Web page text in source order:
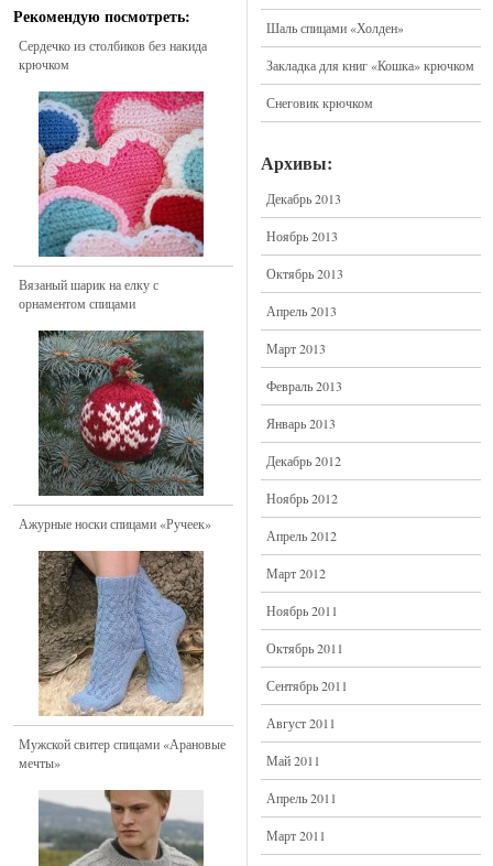
Рекомендую посмотреть:
Сердечко из столбиков без накида
крючком
Вязаный шарик на елку с
орнаментом спицами
Ажурные носки спицами «Ручеек»
Мужской свитер спицами «Арановые
мечты»
Шаль спицами «Холден»
Закладка для книг «Кошка» крючком
Снеговик крючком
Архивы:
Декабрь 2013
Ноябрь 2013
Октябрь 2013
Апрель 2013
Март 2013
Февраль 2013
Январь 2013
Декабрь 2012
Ноябрь 2012
Апрель 2012
Март 2012
Ноябрь 2011
Октябрь 2011
Сентябрь 2011
Август 2011
Май 2011
Апрель 2011
Март 2011